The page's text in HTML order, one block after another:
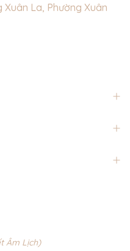
Xuân La, Phường Xuân
Âm Lịch)